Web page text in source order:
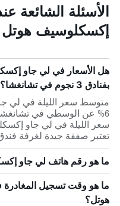
الأسئلة الشائعة
إكسكلوسيف هوتل
هل الأسعار في لي جاو
بفنادق 3 نجوم في تشانغشا؟
متوسط سعر الليلة في لي
تعتبر صفقة جيدة لغرفة
ما هو رقم هاتف لي جاو
ما هو وقت تسجيل
هوتل؟